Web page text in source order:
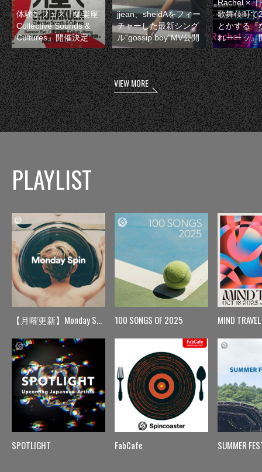
体験型フェス『集楽座
Collective Sounds &
Cultures』開催決定
jjean、sheidAをフィー
チャーした最新シング
ル“gossip boy”MV公開
Rachel ×
歌舞伎町で
とかする『
れーーッ』
VIEW MORE
PLAYLIST
【月曜更新】Monday Spin
SPOTLIGHT
100 SONGS OF 2025
FabCafe
MIND TRAVEL
SUMMER